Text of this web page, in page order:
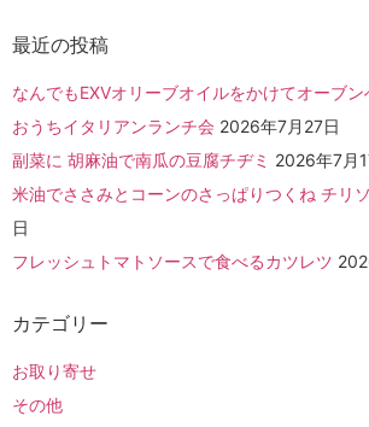
最近の投稿
なんでもEXVオリーブオイルをかけてオーブン
おうちイタリアンランチ会 2026年7月27日
副菜に 胡麻油で南瓜の豆腐チヂミ 2026年7月
米油でささみとコーンのさっぱりつくね チリ
日
フレッシュトマトソースで食べるカツレツ
カテゴリー
お取り寄せ
その他